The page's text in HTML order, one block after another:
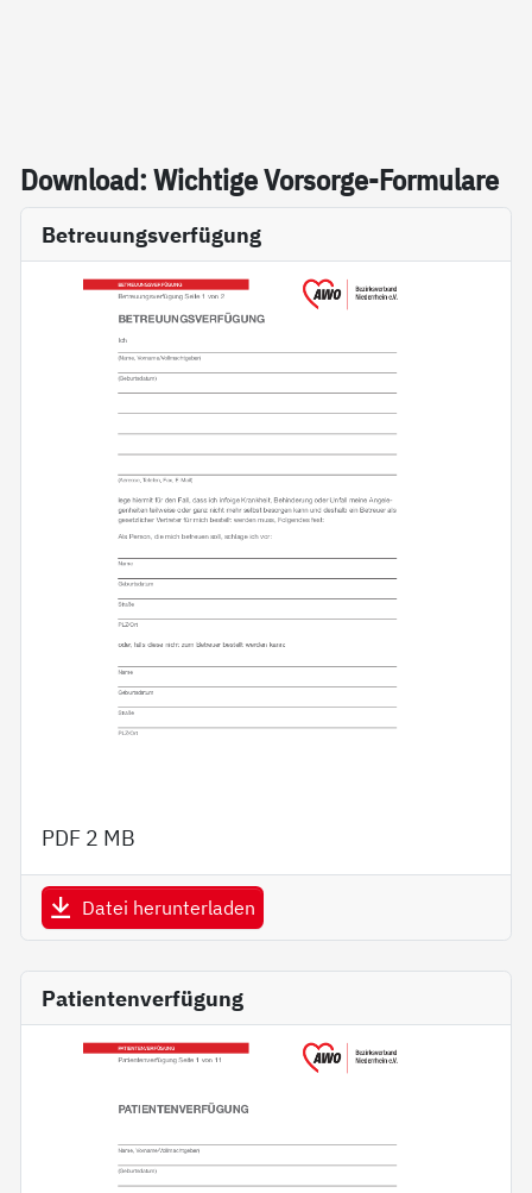
Down­load: Wich­ti­ge Vor­sor­ge-For­mu­la­re
Betreuungsverfügung
PDF 2 MB
Datei herunterladen
Patientenverfügung